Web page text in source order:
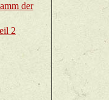
der
2